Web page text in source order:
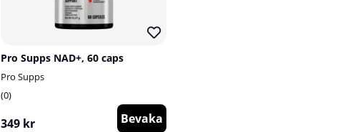
Pro Supps NAD+, 60 caps
Pro Supps
0
349 kr Bevaka